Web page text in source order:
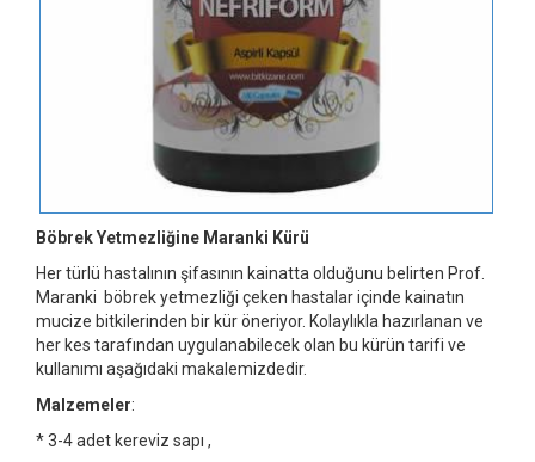
Böbrek Yetmezliğine Maranki Kürü
Her türlü hastalının şifasının kainatta olduğunu belirten Prof.
Maranki böbrek yetmezliği çeken hastalar içinde kainatın
mucize bitkilerinden bir kür öneriyor. Kolaylıkla hazırlanan ve
her kes tarafından uygulanabilecek olan bu kürün tarifi ve
kullanımı aşağıdaki makalemizdedir.
Malzemeler:
* 3-4 adet kereviz sapı ,